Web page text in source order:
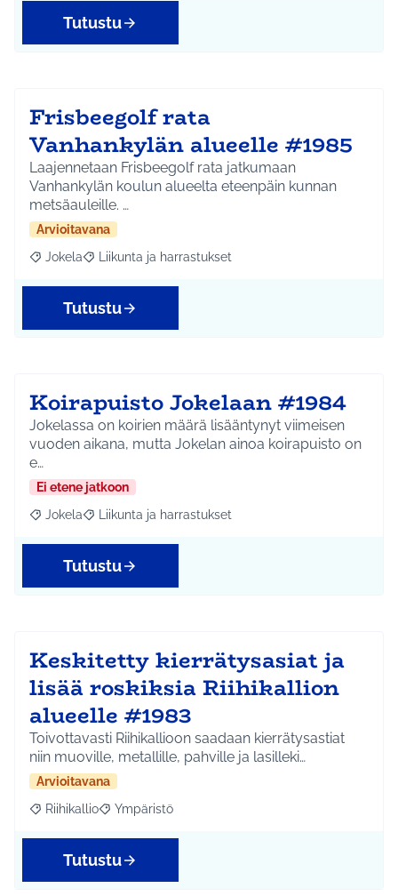
Tutustu
Frisbeegolf rata
Vanhankylän alueelle #1985
Laajennetaan Frisbeegolf rata jatkumaan
Vanhankylän koulun alueelta eteenpäin kunnan
metsäauleille. …
Arvioitavana
Rajaa tulokset aihepiirin mukaan: Jokela
Jokela Rajaa tulokset teeman mukaan: Liikunta ja
Liikunta ja harrastukset
Tutustu
Koirapuisto Jokelaan #1984
Jokelassa on koirien määrä lisääntynyt viimeisen
vuoden aikana, mutta Jokelan ainoa koirapuisto on
e…
Ei etene jatkoon
Rajaa tulokset aihepiirin mukaan: Jokela
Jokela Rajaa tulokset teeman mukaan: Liikunta ja
Liikunta ja harrastukset
Tutustu
Keskitetty kierrätysasiat ja
lisää roskiksia Riihikallion
alueelle #1983
Toivottavasti Riihikallioon saadaan kierrätysastiat
niin muoville, metallille, pahville ja lasilleki…
Arvioitavana
Rajaa tulokset aihepiirin mukaan: Riihikallio
Riihikallio Rajaa tulokset teeman mukaan: Ympäristö
Ympäristö
Tutustu